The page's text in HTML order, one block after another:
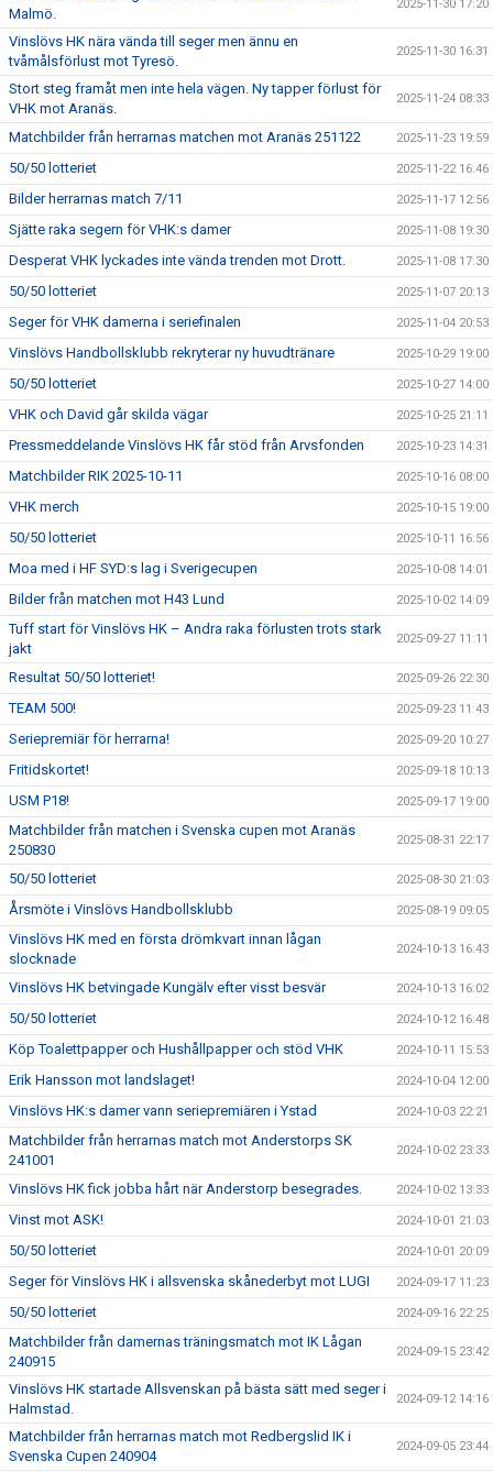
Malmö.
2025-11-30 17:20
Vinslövs HK nära vända till seger men ännu en
tvåmålsförlust mot Tyresö.
2025-11-30 16:31
Stort steg framåt men inte hela vägen. Ny tapper förlust för
VHK mot Aranäs.
2025-11-24 08:33
Matchbilder från herrarnas matchen mot Aranäs 251122 2025-11-23 19:59
50/50 lotteriet 2025-11-22 16:46
Bilder herrarnas match 7/11 2025-11-17 12:56
Sjätte raka segern för VHK:s damer 2025-11-08 19:30
Desperat VHK lyckades inte vända trenden mot Drott. 2025-11-08 17:30
50/50 lotteriet 2025-11-07 20:13
Seger för VHK damerna i seriefinalen 2025-11-04 20:53
Vinslövs Handbollsklubb rekryterar ny huvudtränare 2025-10-29 19:00
50/50 lotteriet 2025-10-27 14:00
VHK och David går skilda vägar 2025-10-25 21:11
Pressmeddelande Vinslövs HK får stöd från Arvsfonden 2025-10-23 14:31
Matchbilder RIK 2025-10-11 2025-10-16 08:00
VHK merch 2025-10-15 19:00
50/50 lotteriet 2025-10-11 16:56
Moa med i HF SYD:s lag i Sverigecupen 2025-10-08 14:01
Bilder från matchen mot H43 Lund 2025-10-02 14:09
Tuff start för Vinslövs HK – Andra raka förlusten trots stark
jakt
2025-09-27 11:11
Resultat 50/50 lotteriet! 2025-09-26 22:30
TEAM 500! 2025-09-23 11:43
Seriepremiär för herrarna! 2025-09-20 10:27
Fritidskortet! 2025-09-18 10:13
USM P18! 2025-09-17 19:00
Matchbilder från matchen i Svenska cupen mot Aranäs
250830
2025-08-31 22:17
50/50 lotteriet 2025-08-30 21:03
Årsmöte i Vinslövs Handbollsklubb 2025-08-19 09:05
Vinslövs HK med en första drömkvart innan lågan
slocknade
2024-10-13 16:43
Vinslövs HK betvingade Kungälv efter visst besvär 2024-10-13 16:02
50/50 lotteriet 2024-10-12 16:48
Köp Toalettpapper och Hushållpapper och stöd VHK 2024-10-11 15:53
Erik Hansson mot landslaget! 2024-10-04 12:00
Vinslövs HK:s damer vann seriepremiären i Ystad 2024-10-03 22:21
Matchbilder från herrarnas match mot Anderstorps SK
241001
2024-10-02 23:33
Vinslövs HK fick jobba hårt när Anderstorp besegrades. 2024-10-02 13:33
Vinst mot ASK! 2024-10-01 21:03
50/50 lotteriet 2024-10-01 20:09
Seger för Vinslövs HK i allsvenska skånederbyt mot LUGI 2024-09-17 11:23
50/50 lotteriet 2024-09-16 22:25
Matchbilder från damernas träningsmatch mot IK Lågan
240915
2024-09-15 23:42
Vinslövs HK startade Allsvenskan på bästa sätt med seger i
Halmstad.
2024-09-12 14:16
Matchbilder från herrarnas match mot Redbergslid IK i
Svenska Cupen 240904
2024-09-05 23:44